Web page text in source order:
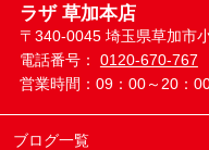
ラザ 草加本店
〒340-0045 埼玉県草加市
電話番号： 0120-670-767
営業時間：09：00～20：
ブログ一覧